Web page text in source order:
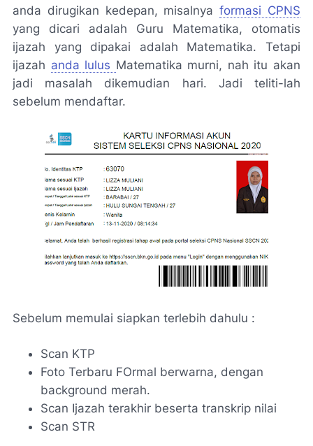
anda dirugikan kedepan, misalnyaformasi CPNS
yang dicari adalah Guru Matematika, otomatis
ijazah yang dipakai adalah Matematika. Tetapi
ijazah anda lulus Matematika murni, nah itu akan
jadi masalah dikemudian hari. Jadi teliti-lah
sebelum mendaftar.
Sebelum memulai siapkan terlebih dahulu :
Scan KTP
Foto Terbaru FOrmal berwarna, dengan
background merah.
Scan Ijazah terakhir beserta transkrip nilai
Scan STR